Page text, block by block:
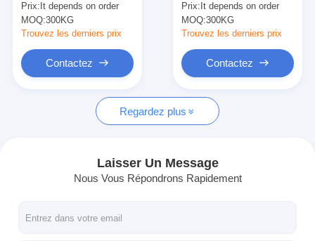
Nous contacter
Nouvelles
Demandez un devis
fils ronds de cuivre émaillés
Fil de laminage en cuivre émaillé
lourd pour
applications
industrielles
Prix: It depends on order
MOQ:300KG
Trouvez les derniers prix
Contactez
pour moteurs,
transformateurs,
générateurs
Prix: It depends on order
MOQ:300KG
Trouvez les derniers prix
Contactez
Regardez plus
Laisser Un Message
Nous Vous Répondrons Rapidement